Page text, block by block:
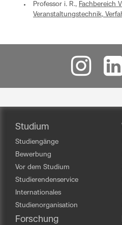
Professor i. R., Fachbereich
Veranstaltungstechnik,
Studium
Studiengänge
Bewerbung
Vor dem Studium
Studierendenservice
Internationales
Studienorganisation
Forschung